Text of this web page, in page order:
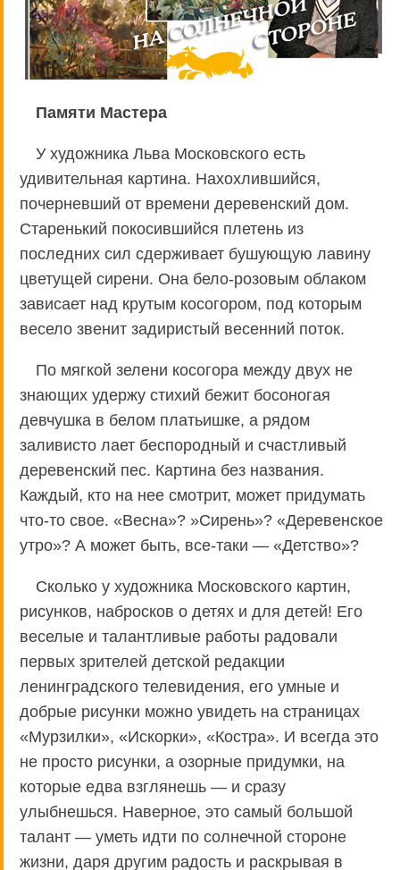
Памяти Мастера
У художника Льва Московского есть
удивительная картина. Нахохлившийся,
почерневший от времени деревенский дом.
Старенький покосившийся плетень из
последних сил сдерживает бушующую лавину
цветущей сирени. Она бело-розовым облаком
зависает над крутым косогором, под которым
весело звенит задиристый весенний поток.
По мягкой зелени косогора между двух не
знающих удержу стихий бежит босоногая
девчушка в белом платьишке, а рядом
заливисто лает беспородный и счастливый
деревенский пес. Картина без названия.
Каждый, кто на нее смотрит, может придумать
что-то свое. «Весна»? »Сирень»? «Деревенское
утро»? А может быть, все-таки — «Детство»?
Сколько у художника Московского картин,
рисунков, набросков о детях и для детей! Его
веселые и талантливые работы радовали
первых зрителей детской редакции
ленинградского телевидения, его умные и
добрые рисунки можно увидеть на страницах
«Мурзилки», «Искорки», «Костра». И всегда это
не просто рисунки, а озорные придумки, на
которые едва взглянешь — и сразу
улыбнешься. Наверное, это самый большой
талант — уметь идти по солнечной стороне
жизни, даря другим радость и раскрывая в